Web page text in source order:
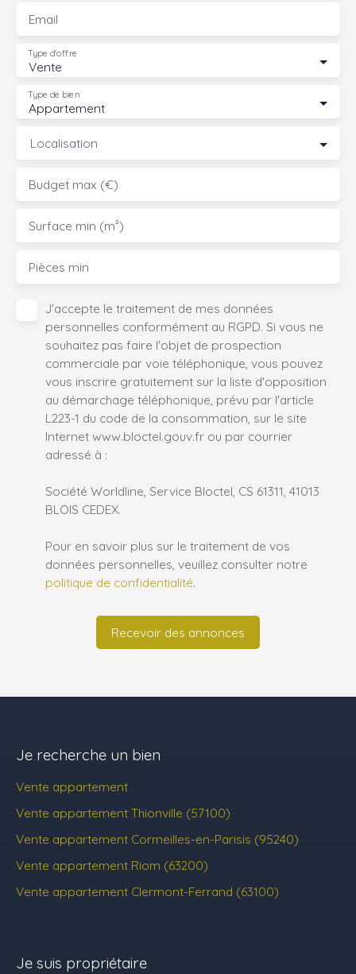
Email
Vente
Type d'offre
Appartement
Type de bien
Localisation
Budget max (€)
Surface min (m²)
Pièces min
J'accepte le traitement de mes données
personnelles conformément au RGPD. Si vous ne
souhaitez pas faire l'objet de prospection
commerciale par voie téléphonique, vous pouvez
vous inscrire gratuitement sur la liste d'opposition
au démarchage téléphonique, prévu par l'article
L223-1 du code de la consommation, sur le site
Internet www.bloctel.gouv.fr ou par courrier
adressé à :
Société Worldline, Service Bloctel, CS 61311, 41013
BLOIS CEDEX.
Pour en savoir plus sur le traitement de vos
données personnelles, veuillez consulter notre
politique de confidentialité.
Recevoir des annonces
Je recherche un bien
Vente appartement
Vente appartement Thionville (57100)
Vente appartement Cormeilles-en-Parisis (95240)
Vente appartement Riom (63200)
Vente appartement Clermont-Ferrand (63100)
Je suis propriétaire